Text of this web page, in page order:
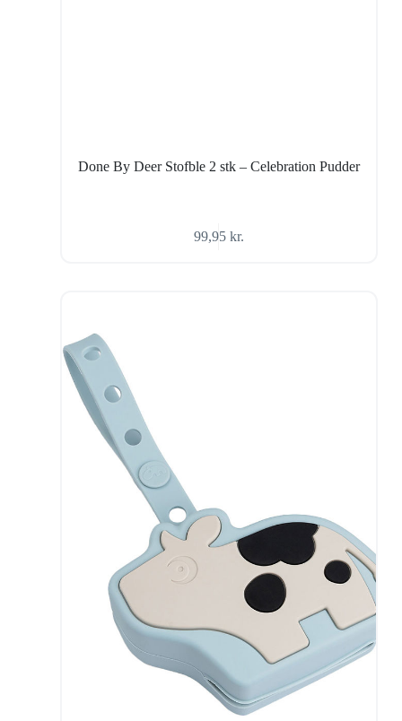
Done By Deer Stofble 2 stk – Celebration Pudder
99,95 kr.